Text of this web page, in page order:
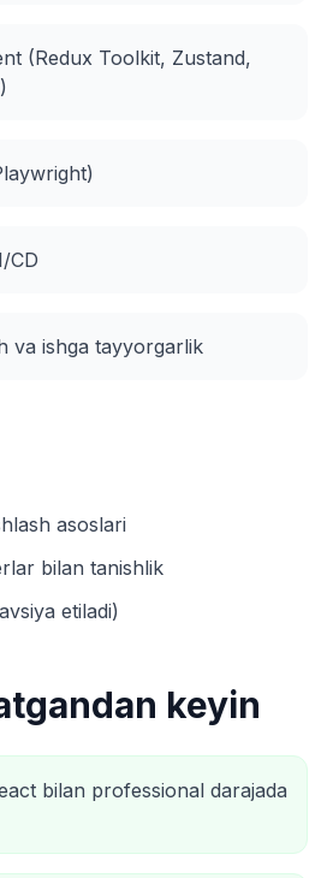
(Redux Toolkit, Zustand,
CD
va ishga tayyorgarlik
asoslari
bilan tanishlik
etiladi)
keyin
bilan professional darajada